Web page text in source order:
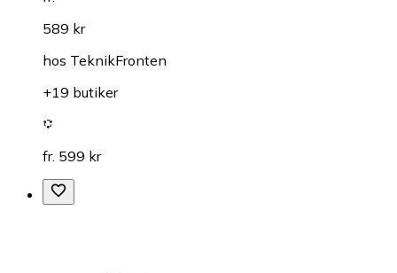
589 kr
hos TeknikFronten
+19 butiker
fr. 599 kr